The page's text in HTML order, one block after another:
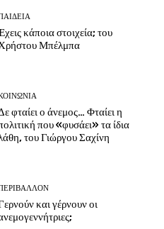
κάποια στοιχεία; του
Μπέλμπα
φταίει ο άνεμος… Φταίει η
που «φυσάει» τα ίδια
του Γιώργου Σαχίνη
και γέρνουν οι